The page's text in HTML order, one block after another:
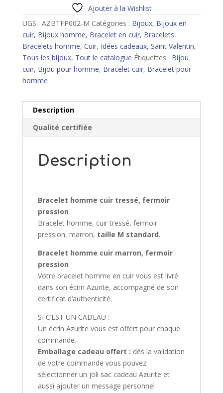
fermoir
pression
marron
–
M
Ajouter à la Wishlist
UGS : AZBTFP002-M Catégories : Bijoux, Bijoux en
cuir, Bijoux homme, Bracelet en cuir, Bracelets,
Bracelets homme, Cuir, Idées cadeaux, Saint Valentin,
Tous les bijoux, Tout le catalogue Étiquettes : Bijou
cuir, Bijou pour homme, Bracelet cuir, Bracelet pour
homme
Description
Qualité certifiée
Description
Bracelet homme cuir tressé, fermoir
pression
Bracelet homme, cuir tressé, fermoir
pression, marron, taille M standard.
Bracelet homme cuir marron, fermoir
pression
Votre bracelet homme en cuir vous est livré
dans son écrin Azurite, accompagné de son
certificat d’authenticité.
SI C’EST UN CADEAU :
Un écrin Azurite vous est offert pour chaque
commande.
Emballage cadeau offert : dès la validation
de votre commande vous pouvez
sélectionner un joli sac cadeau Azurite et
aussi ajouter un message personnel